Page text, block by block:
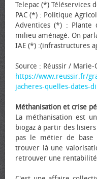
Telepac (*) Téléservices
PAC (*) : Politique
Adventices (*) : Plante
milieu aménagé. On
IAE (*) :(infrastructures
Source : Réussir /
https://www.reussir.fr/
jacheres-quelles-dates-
Méthanisation et crise
La méthanisation est
biogaz à partir des
pas le métier de base
trouver là une
retrouver une